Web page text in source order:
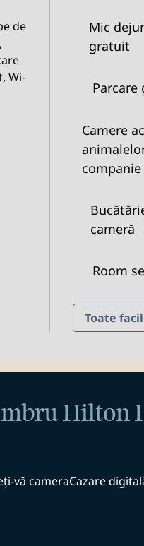
de
Wi-
Mic
gratuit
Parcare
Camere
companie
cameră
Room
Toate
Hilton
vă cameraCazare